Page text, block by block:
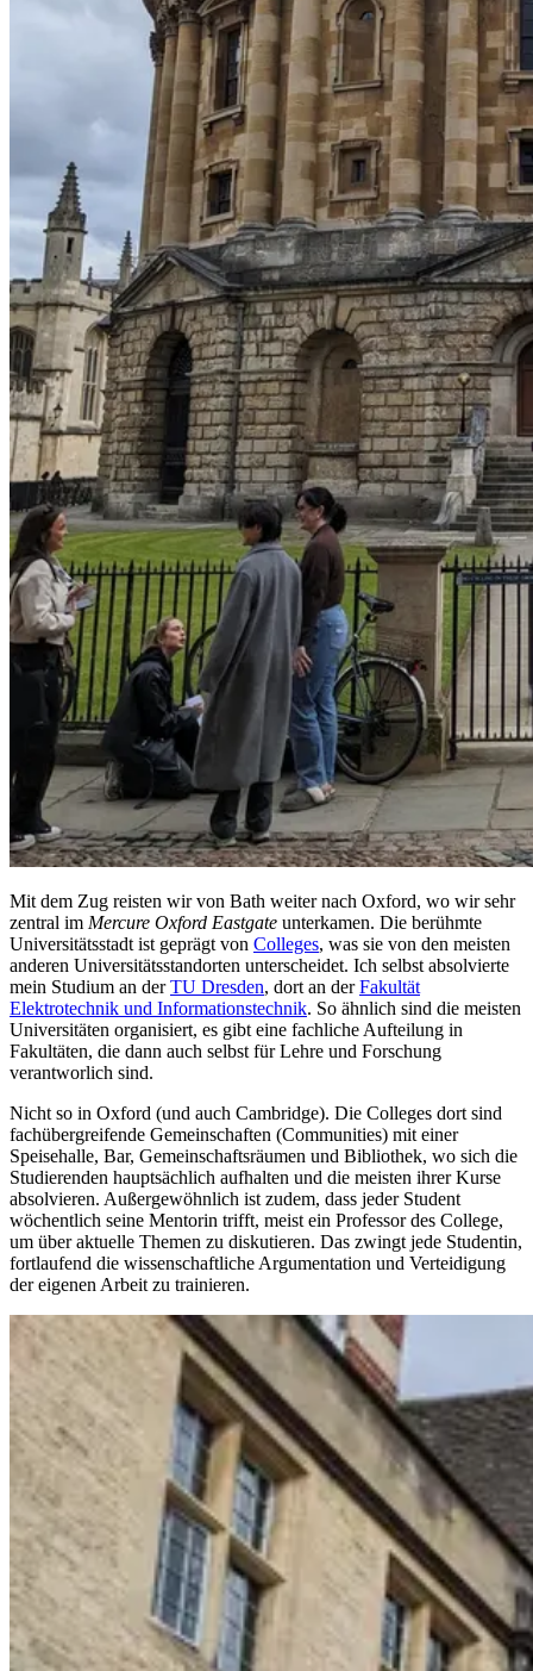
Mit dem Zug reisten wir von Bath weiter nach Oxford, wo wir sehr
zentral im Mercure Oxford Eastgate unterkamen. Die berühmte
Universitätsstadt ist geprägt von Colleges, was sie von den meisten
anderen Universitätsstandorten unterscheidet. Ich selbst absolvierte
mein Studium an derTU Dresden, dort an derFakultät
Elektrotechnik und Informationstechnik. So ähnlich sind die meisten
Universitäten organisiert, es gibt eine fachliche Aufteilung in
Fakultäten, die dann auch selbst für Lehre und Forschung
verantworlich sind.
Nicht so in Oxford (und auch Cambridge). Die Colleges dort sind
fachübergreifende Gemeinschaften (Communities) mit einer
Speisehalle, Bar, Gemeinschaftsräumen und Bibliothek, wo sich die
Studierenden hauptsächlich aufhalten und die meisten ihrer Kurse
absolvieren. Außergewöhnlich ist zudem, dass jeder Student
wöchentlich seine Mentorin trifft, meist ein Professor des College,
um über aktuelle Themen zu diskutieren. Das zwingt jede Studentin,
fortlaufend die wissenschaftliche Argumentation und Verteidigung
der eigenen Arbeit zu trainieren.